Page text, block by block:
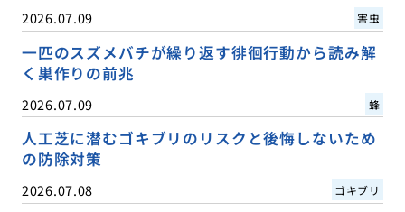
2026.07.09 害虫
一匹のスズメバチが繰り返す徘徊行動から読み解
く巣作りの前兆
2026.07.09 蜂
人工芝に潜むゴキブリのリスクと後悔しないため
の防除対策
2026.07.08 ゴキブリ